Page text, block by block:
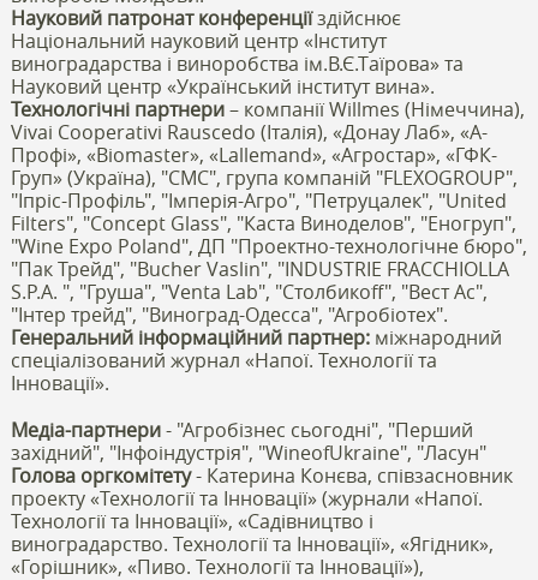
Науковий патронат конференціїздійснює
Національний науковий центр «Інститут
виноградарства і виноробства ім.В.Є.Таїрова» та
Науковий центр «Український інститут вина».
Технологічні партнери– компанії Willmes (Німеччина),
Vivai Cooperativi Rauscedo (Італія), «Донау Лаб», «А-
Профі», «Вiomaster», «Lallemand», «Агростар», «ГФК-
Груп» (Україна), "СМС", група компаній "FLEXOGROUP",
"Іпріс-Профіль", "Імперія-Агро", "Петруцалек", "United
Filters", "Concept Glass", "Каста Виноделов", "Еногруп",
"Wine Expo Poland", ДП "Проектно-технологічне бюро",
"Пак Трейд", "Bucher Vaslin", "INDUSTRIE FRACCHIOLLA
S.P.A. ", "Груша", "Venta Lab", "Столбикоff", "Вест Ас",
"Інтер трейд", "Виноград-Одесса", "Агробіотех".
Генеральний інформаційний партнер:міжнародний
спеціалізований журнал «Напої. Технології та
Інновації».
Медіа-партнери- "Агробізнес сьогодні", "Перший
західний", "Інфоіндустрія", "WineofUkraine", "Ласун"
Голова оргкомітету- Катерина Конєва, співзасновник
проекту «Технології та Інновації» (журнали «Напої.
Технології та Інновації», «Садівництво і
виноградарство. Технології та Інновації», «Ягідник»,
«Горішник», «Пиво. Технології та Інновації»),